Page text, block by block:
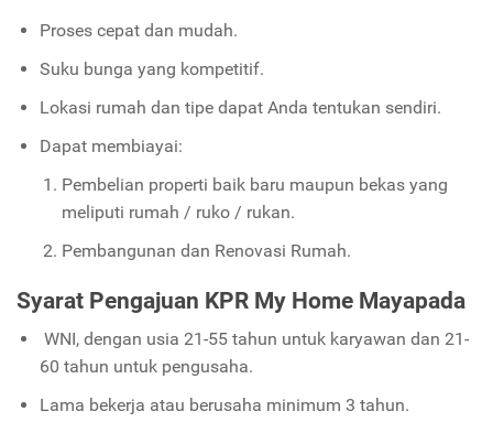
Proses cepat dan mudah.
Suku bunga yang kompetitif.
Lokasi rumah dan tipe dapat Anda tentukan sendiri.
Dapat membiayai:
Pembelian properti baik baru maupun bekas yang
meliputi rumah / ruko / rukan.
Pembangunan dan Renovasi Rumah.
Syarat Pengajuan KPR My Home Mayapada
WNI, dengan usia 21-55 tahun untuk karyawan dan 21-
60 tahun untuk pengusaha.
Lama bekerja atau berusaha minimum 3 tahun.